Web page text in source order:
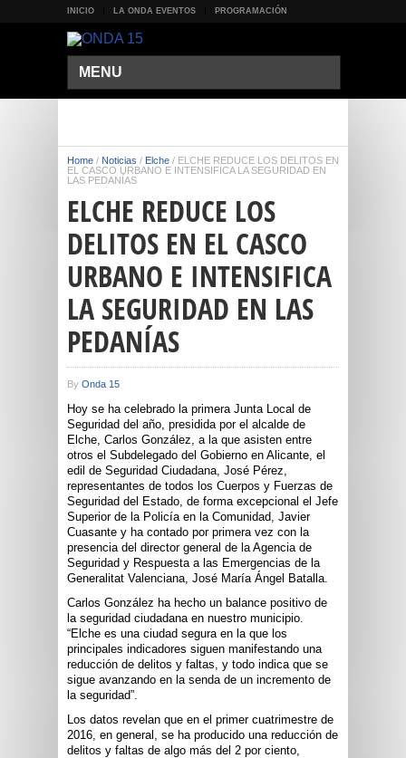
INICIO LA ONDA EVENTOS PROGRAMACIÓN
MENU
Home / Noticias / Elche / ELCHE REDUCE LOS DELITOS EN
EL CASCO URBANO E INTENSIFICA LA SEGURIDAD EN
LAS PEDANÍAS
ELCHE REDUCE LOS
DELITOS EN EL CASCO
URBANO E INTENSIFICA
LA SEGURIDAD EN LAS
PEDANÍAS
By Onda 15
Hoy se ha celebrado la primera Junta Local de
Seguridad del año, presidida por el alcalde de
Elche, Carlos González, a la que asisten entre
otros el Subdelegado del Gobierno en Alicante, el
edil de Seguridad Ciudadana, José Pérez,
representantes de todos los Cuerpos y Fuerzas de
Seguridad del Estado, de forma excepcional el Jefe
Superior de la Policía en la Comunidad, Javier
Cuasante y ha contado por primera vez con la
presencia del director general de la Agencia de
Seguridad y Respuesta a las Emergencias de la
Generalitat Valenciana, José María Ángel Batalla.
Carlos González ha hecho un balance positivo de
la seguridad ciudadana en nuestro municipio.
“Elche es una ciudad segura en la que los
principales indicadores siguen manifestando una
reducción de delitos y faltas, y todo indica que se
sigue avanzando en la senda de un incremento de
la seguridad”.
Los datos revelan que en el primer cuatrimestre de
2016, en general, se ha producido una reducción de
delitos y faltas de algo más del 2 por ciento,